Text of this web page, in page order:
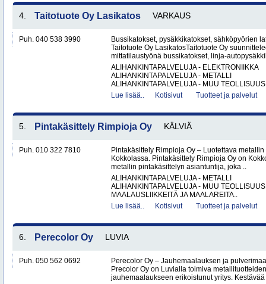
4. Taitotuote Oy Lasikatos VARKAUS
Puh. 040 538 3990
Bussikatokset, pysäkkikatokset, sähköpyörien
Taitotuote Oy LasikatosTaitotuote Oy
mittatilaustyönä bussikatokset, linja-
ALIHANKINTAPALVELUJA - ELEKTRONIIKKA
ALIHANKINTAPALVELUJA - METALLI
ALIHANKINTAPALVELUJA - MUU
Lue lisää..
Kotisivut Tuotteet ja palvelut
5. Pintakäsittely Rimpioja Oy KÄLVIÄ
Puh. 010 322 7810
Pintakäsittely Rimpioja Oy – Luotettava
Kokkolassa. Pintakäsittely Rimpioja Oy on
metallin pintakäsittelyn asiantuntija, joka ..
ALIHANKINTAPALVELUJA - METALLI
ALIHANKINTAPALVELUJA - MUU TEOLLISUUS
MAALAUSLIIKKEITÄ JA MAALAREITA..
Lue lisää..
Kotisivut Tuotteet ja palvelut
6. Perecolor Oy LUVIA
Puh. 050 562 0692
Perecolor Oy – Jauhemaalauksen ja
Precolor Oy on Luvialla toimiva
jauhemaalaukseen erikoistunut yritys.